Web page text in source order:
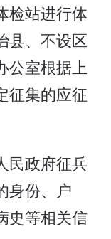
检站进行体
县、不设区
公室根据上
征集的应征
民政府征兵
身份、户
史等相关信